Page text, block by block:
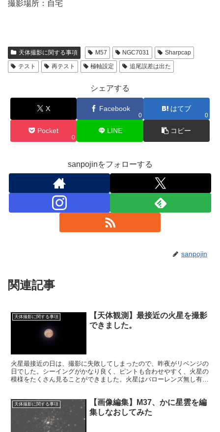
撮影場所：自宅
天体撮影に関する事項 M57 NGC7031
Sharpcap
テスト
再テスト 極軸設定 追尾誤差は出た
シェアする
X Facebook
0
はてブ
0
Pocket
0
LINE コピー
sanpojinをフォローする
sanpojin
関連記事
天体撮影に関する事項
【天体観測】最接近の火星を撮影
できました。
火星最接近の日は、撮影に失敗してしまったので、昨夜がリベンジの
日でした。シーイングがかなり良く、ピントも合わせやすく、火星の
模様をたくさん見ることができました。火星はバローレンズ無し有り
天体撮影に関する事項
【画像編集】M37、かに星雲を編
集しなおしてみた